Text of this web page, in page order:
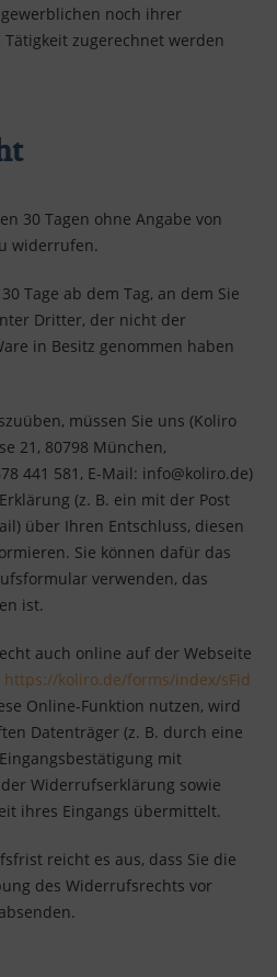
noch ihrer
zugerechnet werden
30 Tagen ohne Angabe von
widerrufen.
Tage ab dem Tag, an dem Sie
Dritter, der nicht der
in Besitz genommen haben
müssen Sie uns (Koliro
21, 80798 München,
441 581, E-Mail: info@koliro.de)
(z. B. ein mit der Post
über Ihren Entschluss, diesen
Sie können dafür das
verwenden, das
ist.
auch online auf der Webseite
https://koliro.de/forms/index/sFid
Online-Funktion nutzen, wird
Datenträger (z. B. durch eine
mit
Widerrufserklärung sowie
ihres Eingangs übermittelt.
reicht es aus, dass Sie die
des Widerrufsrechts vor